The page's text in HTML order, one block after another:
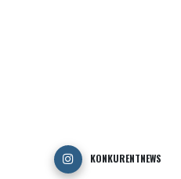
KONKURENTNEWS